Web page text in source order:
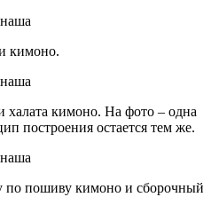
кимоно.
халата кимоно. На фото – одна
построения остается тем же.
по пошиву кимоно и сборочный